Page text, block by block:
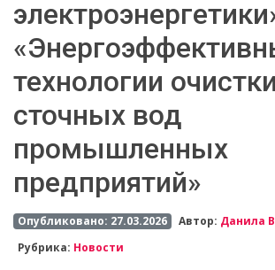
технологии очистки
сточных вод
промышленных
предприятий»
Опубликовано: 27.03.2026 Автор: Данила
Рубрика: Новости